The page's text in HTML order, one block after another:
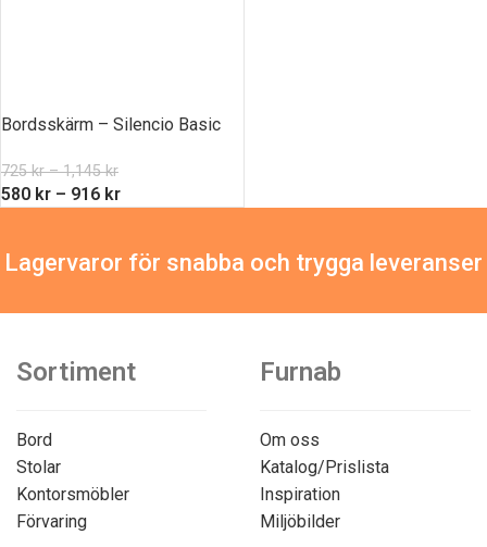
Bordsskärm – Silencio Basic
725kr – 1,145kr
580 kr – 916 kr
Lagervaror för snabba och trygga leveranser
Sortiment
Bord
Stolar
Kontorsmöbler
Förvaring
Furnab
Om oss
Katalog/Prislista
Inspiration
Miljöbilder